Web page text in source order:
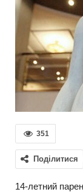
351
Поділитися
14-летний